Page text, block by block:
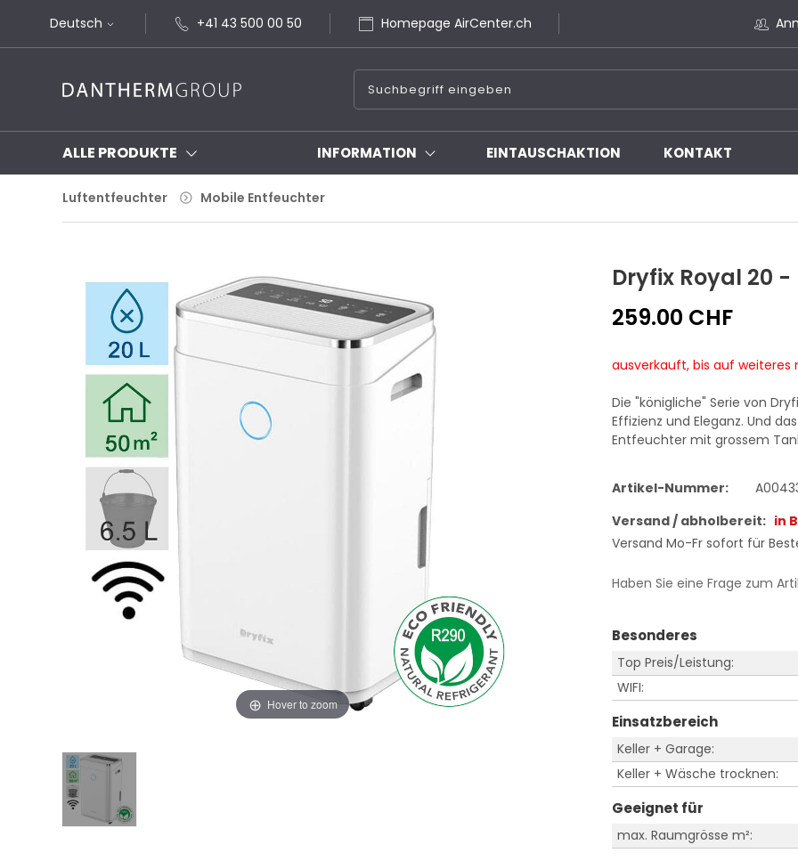
Deutsch +41 43 500 00 50 Homepage AirCenter.ch
ALLE PRODUKTE INFORMATION EINTAUSCHAKTION KONTAKT
Luftentfeuchter Mobile Entfeuchter
Hover to zoom
Dryfix Royal 20
259.00 CHF
ausverkauft, bis auf weiteres
Die "königliche" Serie von
Effizienz und Eleganz. Und
Entfeuchter mit grossem
Artikel-Nummer:
Versand / abholbereit: in
Versand Mo-Fr sofort für
Haben Sie eine Frage zum
Besonderes
Top Preis/Leistung:
WIFI:
Einsatzbereich
Keller + Garage:
Keller + Wäsche trocknen:
Geeignet für
max. Raumgrösse m²: